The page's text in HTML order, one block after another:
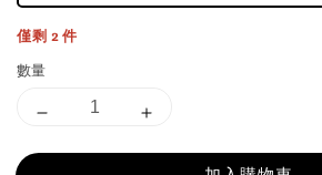
僅剩 2 件
數量